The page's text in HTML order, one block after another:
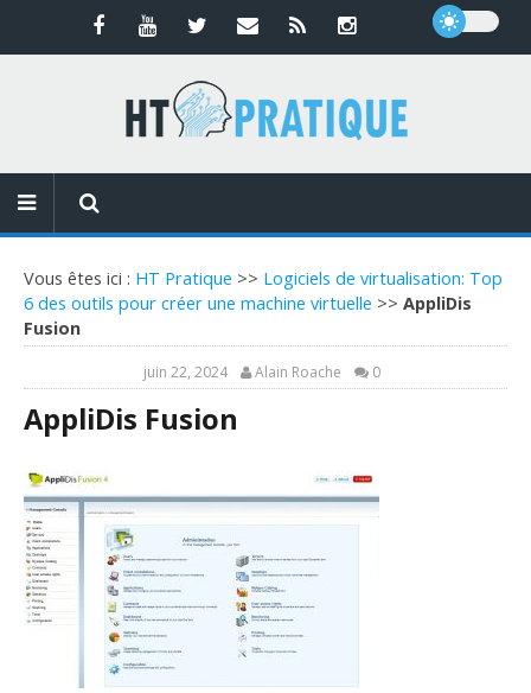
Vous êtes ici : HT Pratique >> Logiciels de virtualisation: Top
6 des outils pour créer une machine virtuelle >> AppliDis
Fusion
juin 22, 2024 Alain Roache 0
AppliDis Fusion